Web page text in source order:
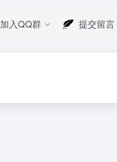
加入QQ群 提交留言